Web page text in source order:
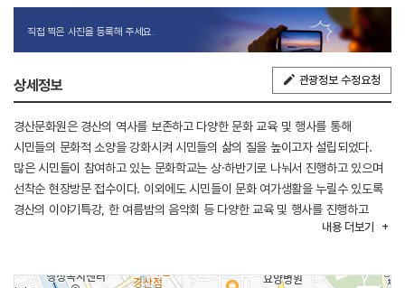
직접 찍은 사진을 등록해 주세요.
상세정보 관광정보 수정요청
경산문화원은 경산의 역사를 보존하고 다양한 문화 교육 및 행사를 통해
시민들의 문화적 소양을 강화시켜 시민들의 삶의 질을 높이고자 설립되었다.
많은 시민들이 참여하고 있는 문화학교는 상·하반기로 나눠서 진행하고 있으며
선착순 현장방문 접수이다. 이외에도 시민들이 문화 여가생활을 누릴수 있도록
경산의 이야기특강, 한 여름밤의 음악회 등 다양한 교육 및 행사를 진행하고
있다. 경산문화원의 위치는 KTX경산역에서 도보 약 15분 거리에 있으며
내용 더보기